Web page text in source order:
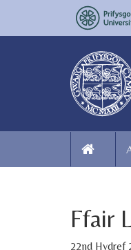
Ffair
22nd Hydref